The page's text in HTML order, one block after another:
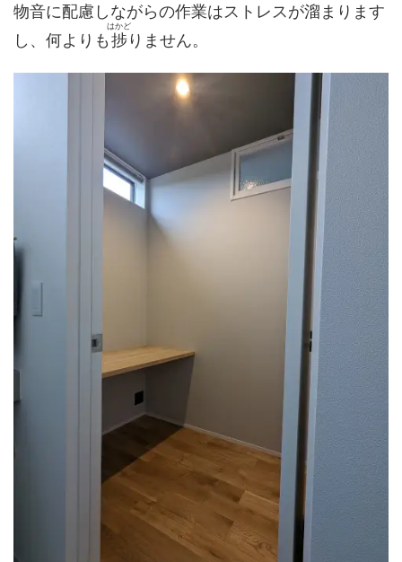
物音に配慮しながらの作業はストレスが溜まります
し、何よりも捗
はかど
りません。